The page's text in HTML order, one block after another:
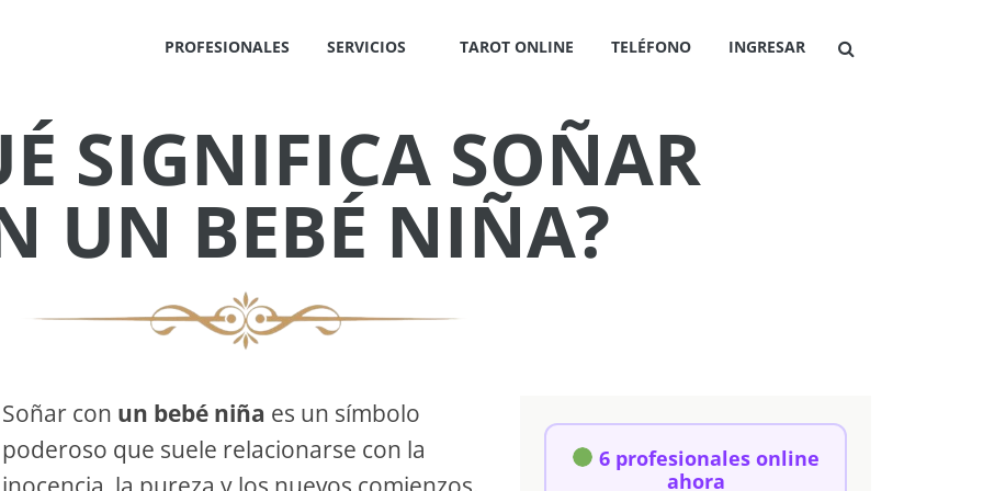
PROFESIONALES SERVICIOS TAROT ONLINE TELÉFONO INGRESAR
SIGNIFICA SOÑAR
UN BEBÉ NIÑA?
Soñar con un bebé niña es un símbolo
poderoso que suele relacionarse con la
6 profesionales online
ahora